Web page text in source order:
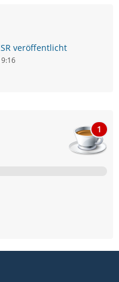
veröffentlicht
1